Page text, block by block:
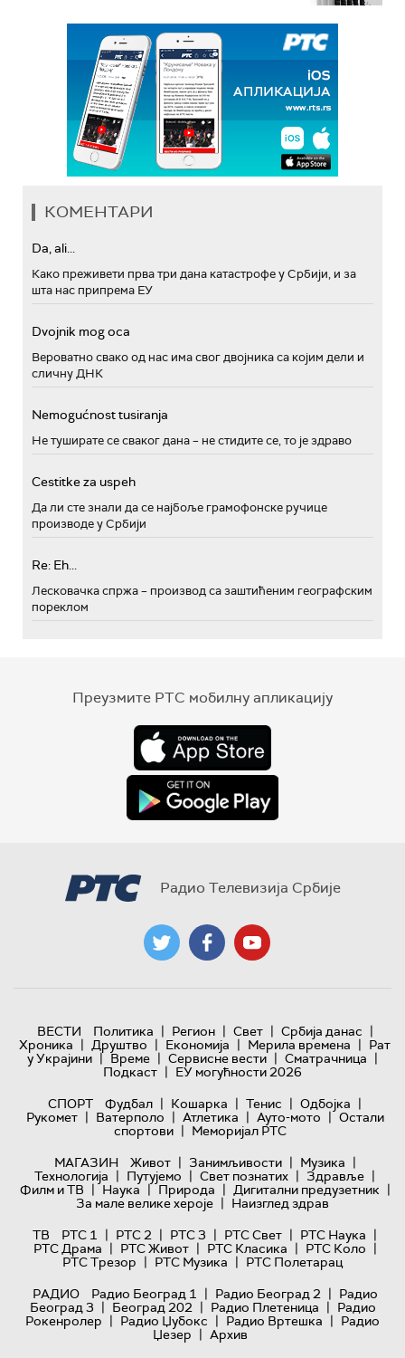
КОМЕНТАРИ
Da, ali...
Како преживети прва три дана катастрофе у Србији, и за
шта нас припрема ЕУ
Dvojnik mog oca
Вероватно свако од нас има свог двојника са којим дели и
сличну ДНК
Nemogućnost tusiranja
Не туширате се сваког дана – не стидите се, то је здраво
Cestitke za uspeh
Да ли сте знали да се најбоље грамофонске ручице
производе у Србији
Re: Eh...
Лесковачка спржа – производ са заштићеним географским
пореклом
Преузмите РТС мобилну апликацију
Радио Телевизија Србије
ВЕСТИ Политика | Регион | Свет | Србија данас |
Хроника | Друштво | Економија | Мерила времена | Рат
у Украјини | Време | Сервисне вести | Сматрачница |
Подкаст | ЕУ могућности 2026
СПОРТ
Фудбал | Кошарка | Тенис | Одбојка |
Рукомет | Ватерполо | Атлетика | Ауто-мото | Остали
спортови | Меморијал РТС
МАГАЗИН
Живот | Занимљивости | Музика |
Технологијa | Путујемо | Свет познатих | Здравље |
Филм и ТВ | Наука | Природа | Дигитални предузетник |
За мале велике хероје | Наизглед здрав
ТВ
РТС 1 | РТС 2 | РТС 3 | РТС Свет | РТС Наука |
РТС Драма | РТС Живот | РТС Класика | РТС Коло |
РТС Трезор | РТС Музика | РТС Полетарац
РАДИО
Радио Београд 1 | Радио Београд 2 | Радио
Београд 3 | Београд 202 | Радио Плетеница | Радио
Рокенролер | Радио Џубокс | Радио Вртешка | Радио
Џезер | Архив